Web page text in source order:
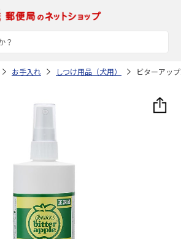
お手入れ しつけ用品（犬用） ビターアッ